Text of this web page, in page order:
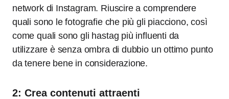
network di Instagram. Riuscire a comprendere
quali sono le fotografie che più gli piacciono, così
come quali sono gli hastag più influenti da
utilizzare è senza ombra di dubbio un ottimo punto
da tenere bene in considerazione.
2: Crea contenuti attraenti